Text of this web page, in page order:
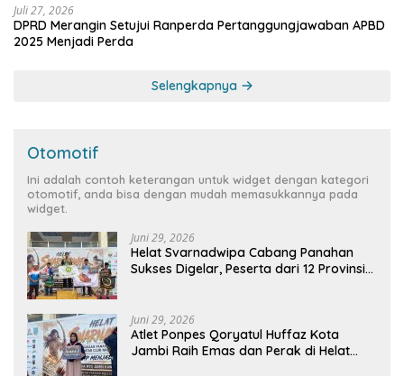
Juli 27, 2026
DPRD Merangin Setujui Ranperda Pertanggungjawaban APBD
2025 Menjadi Perda
Selengkapnya
Otomotif
Ini adalah contoh keterangan untuk widget dengan kategori
otomotif, anda bisa dengan mudah memasukkannya pada
widget.
Juni 29, 2026
Helat Svarnadwipa Cabang Panahan
Sukses Digelar, Peserta dari 12 Provinsi
Juni 29, 2026
Atlet Ponpes Qoryatul Huffaz Kota
Jambi Raih Emas dan Perak di Helat